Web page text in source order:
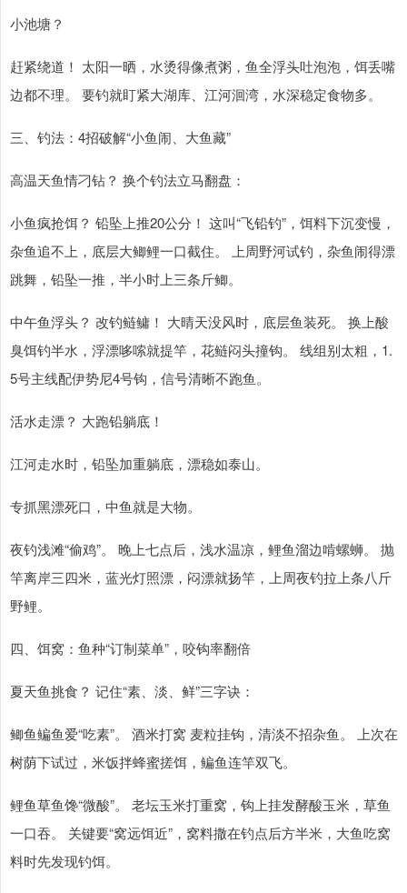
小池塘？
赶紧绕道！ 太阳一晒，水烫得像煮粥，鱼全浮头吐泡泡，饵丢嘴
边都不理。 要钓就盯紧大湖库、江河洄湾，水深稳定食物多。
三、钓法：4招破解“小鱼闹、大鱼藏”
高温天鱼情刁钻？ 换个钓法立马翻盘：
小鱼疯抢饵？ 铅坠上推20公分！ 这叫“飞铅钓”，饵料下沉变慢，
杂鱼追不上，底层大鲫鲤一口截住。 上周野河试钓，杂鱼闹得漂
跳舞，铅坠一推，半小时上三条斤鲫。
中午鱼浮头？ 改钓鲢鳙！ 大晴天没风时，底层鱼装死。 换上酸
臭饵钓半水，浮漂哆嗦就提竿，花鲢闷头撞钩。 线组别太粗，1.
5号主线配伊势尼4号钩，信号清晰不跑鱼。
活水走漂？ 大跑铅躺底！
江河走水时，铅坠加重躺底，漂稳如泰山。
专抓黑漂死口，中鱼就是大物。
夜钓浅滩“偷鸡”。 晚上七点后，浅水温凉，鲤鱼溜边啃螺蛳。 抛
竿离岸三四米，蓝光灯照漂，闷漂就扬竿，上周夜钓拉上条八斤
野鲤。
四、饵窝：鱼种“订制菜单”，咬钩率翻倍
夏天鱼挑食？ 记住“素、淡、鲜”三字诀：
鲫鱼鳊鱼爱“吃素”。 酒米打窝 麦粒挂钩，清淡不招杂鱼。 上次在
树荫下试过，米饭拌蜂蜜搓饵，鳊鱼连竿双飞。
鲤鱼草鱼馋“微酸”。 老坛玉米打重窝，钩上挂发酵酸玉米，草鱼
一口吞。 关键要“窝远饵近”，窝料撒在钓点后方半米，大鱼吃窝
料时先发现钓饵。